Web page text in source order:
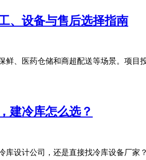
、设备与售后选择指南
、医药仓储和商超配送等场景。项目
建冷库怎么选？
设计公司，还是直接找冷库设备厂家